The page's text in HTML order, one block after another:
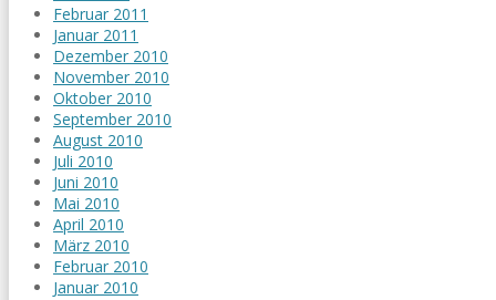
Februar 2011
Januar 2011
Dezember 2010
November 2010
Oktober 2010
September 2010
August 2010
Juli 2010
Juni 2010
Mai 2010
April 2010
März 2010
Februar 2010
Januar 2010